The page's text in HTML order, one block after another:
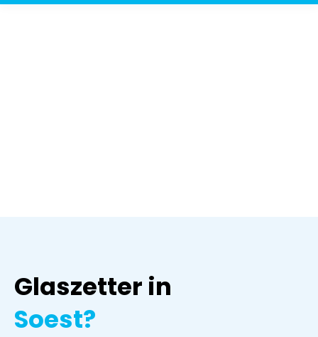
Glaszetter in
Soest?